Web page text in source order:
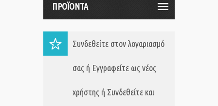
ΠΡΟΪΟΝΤΑ
Συνδεθείτε στον λογαριασμό
σας ή Εγγραφείτε ως νέος
χρήστης ή Συνδεθείτε και